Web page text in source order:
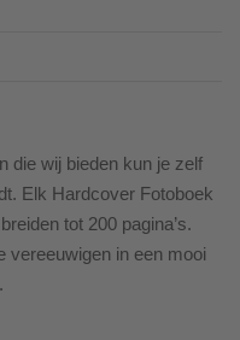
die wij bieden kun je zelf
Elk Hardcover Fotoboek
tot 200 pagina’s.
vereeuwigen in een mooi